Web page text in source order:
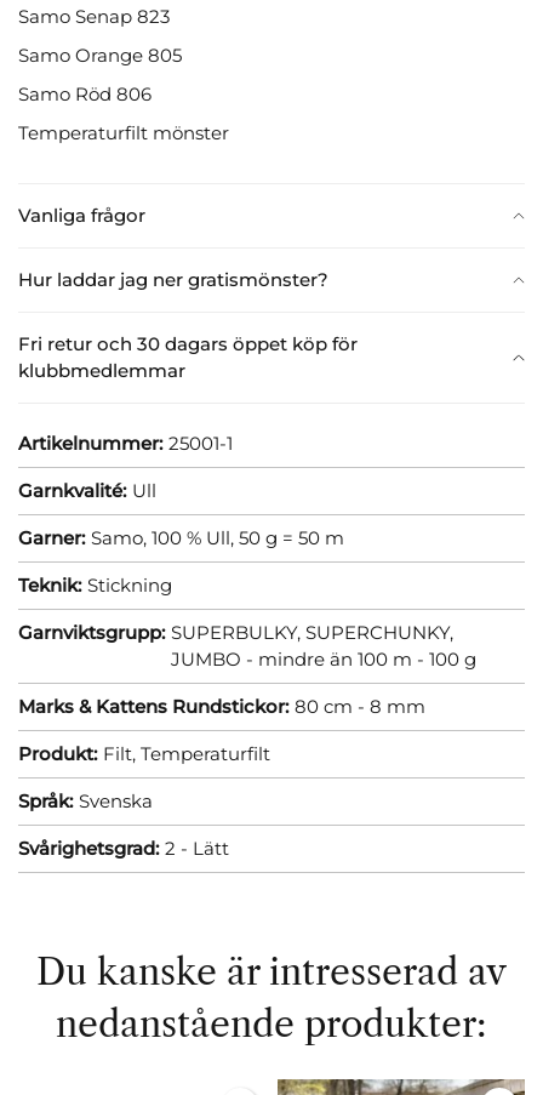
Vanliga frågor
Hur laddar jag ner gratismönster?
Fri retur och 30 dagars öppet köp för
klubbmedlemmar
Samo Senap 823
Samo Orange 805
Samo Röd 806
Temperaturfilt mönster
Artikelnummer: 25001-1
Garnkvalité: Ull
Garner: Samo, 100 % Ull, 50 g = 50 m
Teknik: Stickning
Garnviktsgrupp: SUPERBULKY, SUPERCHUNKY,
JUMBO - mindre än 100 m - 100 g
Marks & Kattens Rundstickor: 80 cm - 8 mm
Produkt: Filt, Temperaturfilt
Språk: Svenska
Svårighetsgrad: 2 - Lätt
Du kanske är intresserad av
nedanstående produkter: